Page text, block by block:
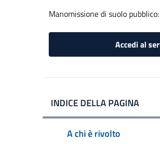
Manomissione di suolo
Accedi al
INDICE DELLA PAGINA
A chi è rivolto